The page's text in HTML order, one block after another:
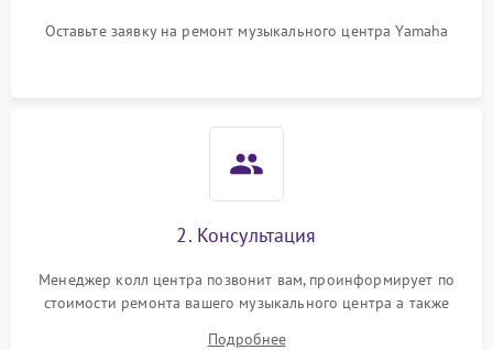
Оставьте заявку на ремонт музыкального центра Yamaha
2. Консультация
Менеджер колл центра позвонит вам, проинформирует по
стоимости ремонта вашего музыкального центра а также
Подробнее